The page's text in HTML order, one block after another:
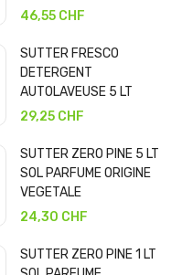
46,55 CHF
SUTTER FRESCO
DETERGENT
AUTOLAVEUSE 5 LT
29,25 CHF
SUTTER ZERO PINE 5 LT
SOL PARFUME ORIGINE
VEGETALE
24,30 CHF
SUTTER ZERO PINE 1 LT